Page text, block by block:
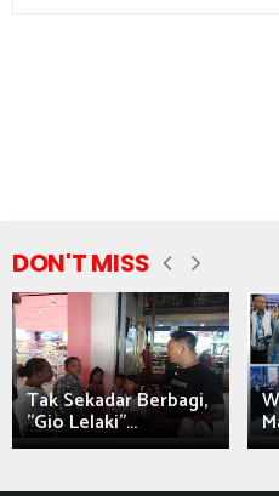
DON'T MISS
Tak Sekadar Berbagi,
"Gio Lelaki"...